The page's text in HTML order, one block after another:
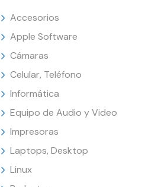
Accesorios
Apple Software
Cámaras
Celular, Teléfono
Informática
Equipo de Audio y Video
Impresoras
Laptops, Desktop
Linux